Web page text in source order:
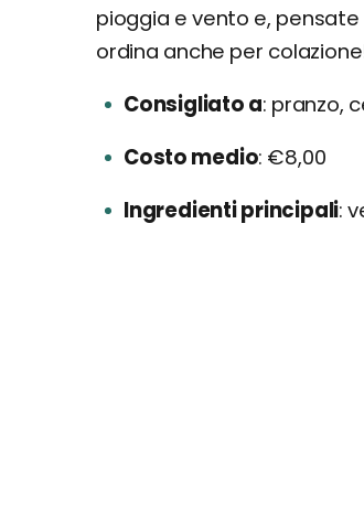
pioggia e vento e,
ordina anche per
Consigliato a pranzo,
Costo medio €8,00
Ingredienti principali